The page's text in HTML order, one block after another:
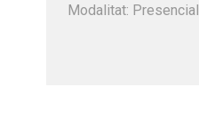
Modalitat: Presencial